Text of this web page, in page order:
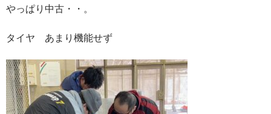
やっぱり中古・・。
タイヤ あまり機能せず